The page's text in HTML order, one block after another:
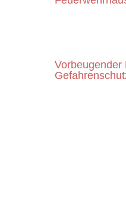
Vorbeugender